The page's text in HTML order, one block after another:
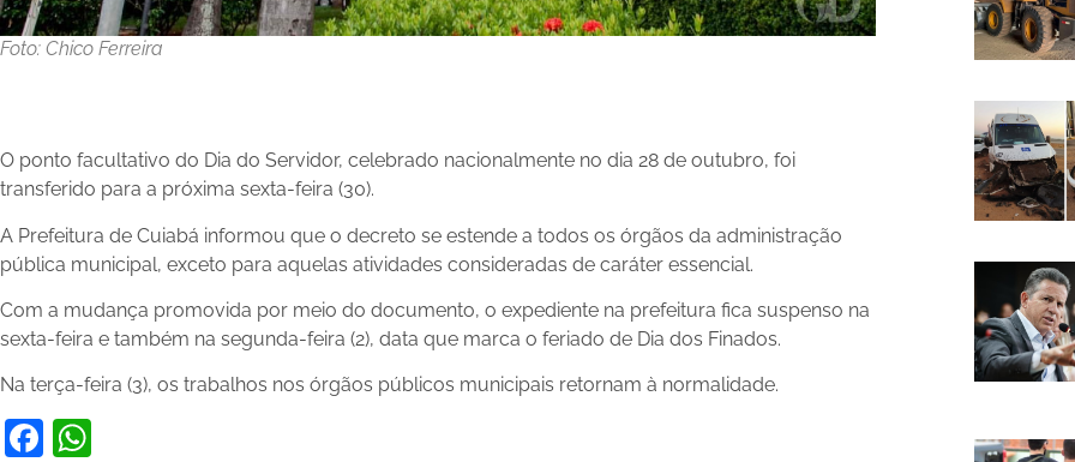
Foto: Chico Ferreira
O ponto facultativo do Dia do Servidor, celebrado nacionalmente no dia 28 de outubro, foi
transferido para a próxima sexta-feira (30).
A Prefeitura de Cuiabá informou que o decreto se estende a todos os órgãos da administração
pública municipal, exceto para aquelas atividades consideradas de caráter essencial.
Com a mudança promovida por meio do documento, o expediente na prefeitura fica suspenso na
sexta-feira e também na segunda-feira (2), data que marca o feriado de Dia dos Finados.
Na terça-feira (3), os trabalhos nos órgãos públicos municipais retornam à normalidade.
Facebook